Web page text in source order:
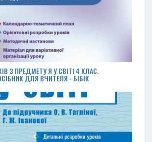
З ПРЕДМЕТУ Я У СВІТІ 4 КЛАС.
ДЛЯ ВЧИТЕЛЯ - БІБІК